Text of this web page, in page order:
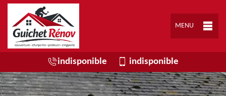
MENU
indisponible indisponible